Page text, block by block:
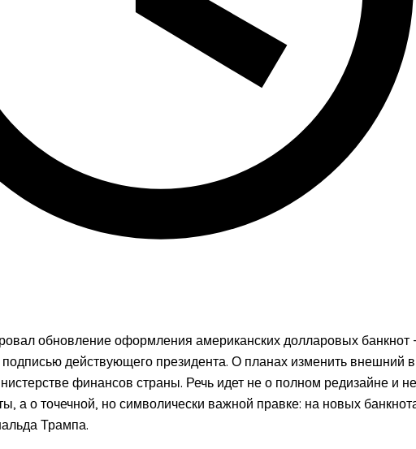
обновление оформления американских долларовых
подписью действующего президента. О планах изменить внешний
финансов страны. Речь идет не о полном редизайне и
а о точечной, но символически важной правке: на новых
Трампа.